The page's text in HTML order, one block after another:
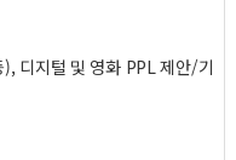
디지털 및 영화 PPL 제안/기